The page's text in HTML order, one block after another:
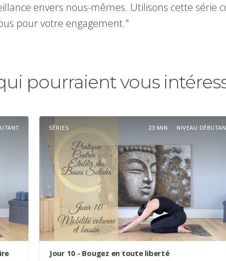
envers nous-mêmes. Utilisons cette série
pour votre engagement."
pourraient vous
SÉRIES 23 MIN NIVEAU
Jour 10 - Bougez en toute liberté